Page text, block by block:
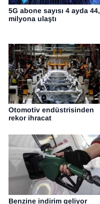
5G abone sayısı 4 ayda
milyona ulaştı
Otomotiv endüstrisinden
rekor ihracat
Benzine indirim geliyor